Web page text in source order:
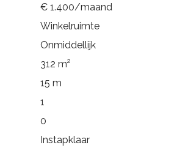
€ 1.400/maand
Winkelruimte
Onmiddellijk
312 m²
15 m
1
0
Instapklaar